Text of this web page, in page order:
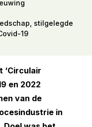
stilgelegde
19
‘Circulair
en 2022
van de
in